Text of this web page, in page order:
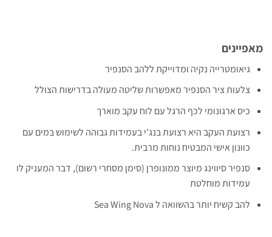
מאפיינים
גיאומטרייה נקיה ומדוייקת ללהב הסנפיר
צלעות ציר הסנפיר מאפשרות שליטה מעולה בדרישות הצולל
כיס ארגונומי לכף הרגל עם לוח עקב מוארך
רצועת העקב היא רצועת בנג'י בעמידות גבוהה לשימוש במים עם
כוונון אישי המבטיח נוחות מרבית.
סנפיר סיווינג מיוצר ממונופרן (סימן מסחרי רשום), דבר המעניק לו
עמידות מוחלטת
להב קשיח יותר בהשוואה ל Sea Wing Nova